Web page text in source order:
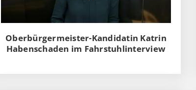
Oberbürgermeister-Kandidatin Katrin
Habenschaden im Fahrstuhlinterview